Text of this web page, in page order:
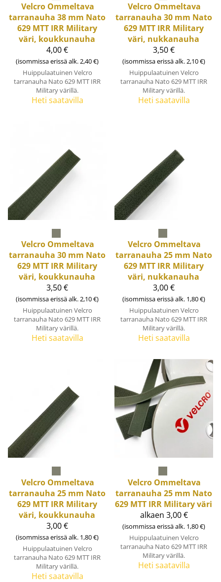
Velcro Ommeltava
tarranauha 38 mm Nato
629 MTT IRR Military
väri, koukkunauha
4,00 €
(isommissa erissä alk. 2,40 €)
Huippulaatuinen Velcro
tarranauha Nato 629 MTT IRR
Military värillä.
Heti saatavilla
Velcro Ommeltava
tarranauha 30 mm Nato
629 MTT IRR Military
väri, nukkanauha
3,50 €
(isommissa erissä alk. 2,10 €)
Huippulaatuinen Velcro
tarranauha Nato 629 MTT IRR
Military värillä.
Heti saatavilla
Velcro Ommeltava
tarranauha 30 mm Nato
629 MTT IRR Military
väri, koukkunauha
3,50 €
(isommissa erissä alk. 2,10 €)
Huippulaatuinen Velcro
tarranauha Nato 629 MTT IRR
Military värillä.
Heti saatavilla
Velcro Ommeltava
tarranauha 25 mm Nato
629 MTT IRR Military
väri, nukkanauha
3,00 €
(isommissa erissä alk. 1,80 €)
Huippulaatuinen Velcro
tarranauha Nato 629 MTT IRR
Military värillä.
Heti saatavilla
Velcro Ommeltava
tarranauha 25 mm Nato
629 MTT IRR Military
väri, koukkunauha
3,00 €
(isommissa erissä alk. 1,80 €)
Huippulaatuinen Velcro
tarranauha Nato 629 MTT IRR
Military värillä.
Heti saatavilla
Velcro Ommeltava
tarranauha 25 mm Nato
629 MTT IRR Military väri
alkaen 3,00 €
(isommissa erissä alk. 1,80 €)
Huippulaatuinen Velcro
tarranauha Nato 629 MTT IRR
Military värillä.
Heti saatavilla